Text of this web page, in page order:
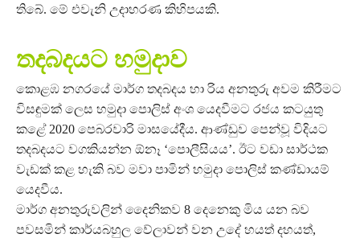
තිබේ. මේ එවැනි උදාහරණ කිහිපයකි.
තදබදයට හමුදාව
කොළඹ නගරයේ මාර්ග තදබදය හා රිය අනතුරු අවම කිරීමට
විසඳුමක් ලෙස හමුදා පොලිස් අංශ යෙදවීමට රජය කටයුතු
කළේ 2020 පෙබරවාරි මාසයේදීය. ආණ්ඩුව පෙන්වූ විදියට
තදබදයට වගකියන්න ඕනෑ ‘පොලීසියය’. ඊට වඩා සාර්ථක
වැඩක් කළ හැකි බව මවා පාමින් හමුදා පොලිස් කණ්ඩායම්
යෙදවීය.
මාර්ග අනතුරුවලින් දෛනිකව 8 දෙනෙකු මිය යන බව
පවසමින් කාර්යබහුල වේලාවන් වන උදේ හයත් දහයත්,